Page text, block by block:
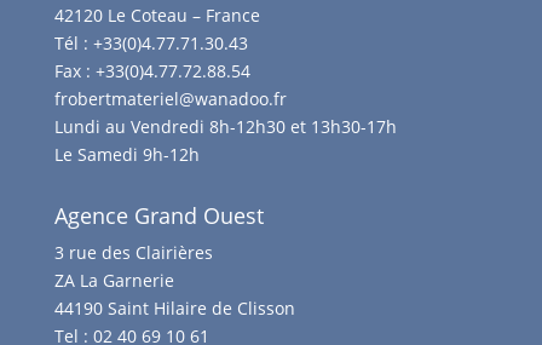
42120 Le Coteau – France
Tél : +33(0)4.77.71.30.43
Fax : +33(0)4.77.72.88.54
frobertmateriel@wanadoo.fr
Lundi au Vendredi 8h-12h30 et 13h30-17h
Le Samedi 9h-12h
Agence Grand Ouest
3 rue des Clairières
ZA La Garnerie
44190 Saint Hilaire de Clisson
Tel : 02 40 69 10 61